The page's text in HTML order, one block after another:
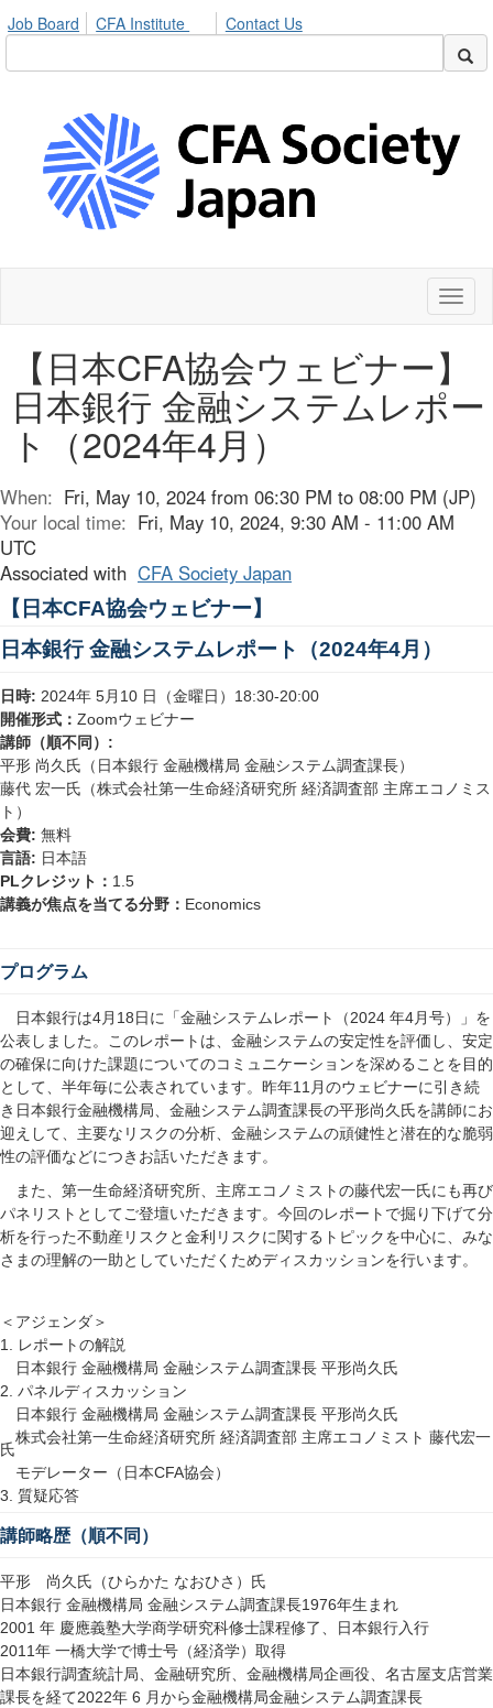
Job Board CFA Institute Contact Us
【日本CFA協会ウェビナー】
日本銀行 金融システムレポー
ト（2024年4月）
When: Fri, May 10, 2024 from 06:30 PM to 08:00 PM (JP)
Your local time: Fri, May 10, 2024, 9:30 AM - 11:00 AM
UTC
Associated with CFA Society Japan
【日本CFA協会ウェビナー】
日本銀行金融システムレポート（2024年4月）
日時: 2024年 5月 10 日（金曜日） 18:30-20:00
開催形式： Zoomウェビナー
講師（順不同） :
平形 尚久氏（日本銀行 金融機構局 金融システム調査課長）
藤代 宏一氏（株式会社第一生命経済研究所 経済調査部 主席エコノミス
ト）
会費: 無料
言語: 日本語
PLクレジット： 1.5
講義が焦点を当てる分野： Economics
プログラム
日本銀行は4月 18日に「金融システムレポート（2024 年4月号）」を
公表しました。このレポートは、金融システムの安定性を評価し、安定
の確保に向けた課題についてのコミュニケーションを深めることを目的
として、半年毎に公表されています。昨年11 月のウェビナーに引き続
き日本銀行金融機構局、金融システム調査課長の平形尚久氏を講師にお
迎えして、主要なリスクの分析、金融システムの頑健性と潜在的な脆弱
性の評価などにつきお話いただきます。
また、第一生命経済研究所、主席エコノミストの藤代宏一氏にも再び
パネリストとしてご登壇いただきます。今回のレポートで掘り下げて分
析を行った不動産リスクと金利リスクに関するトピックを中心に、みな
さまの理解の一助としていただくためディスカッションを行います。
＜アジェンダ＞
1.
レポートの解説
日本銀行 金融機構局 金融システム調査課長 平形尚久氏
2. パネルディスカッション
日本銀行 金融機構局 金融システム調査課長 平形尚久氏
株式会社第一生命経済研究所 経済調査部 主席エコノミスト 藤代宏一
氏
モデレーター（日本CFA協会）
3. 質疑応答
講師略歴（順不同）
平形 尚久氏（ひらかた なおひさ）氏
日本銀行 金融機構局 金融システム調査課長1976年生まれ
2001 年 慶應義塾大学商学研究科修士課程修了、日本銀行入行
2011年 一橋大学で博士号（経済学）取得
日本銀行調査統計局、金融研究所、金融機構局企画役、名古屋支店営業
課長を経て2022年 6 月から金融機構局金融システム調査課長